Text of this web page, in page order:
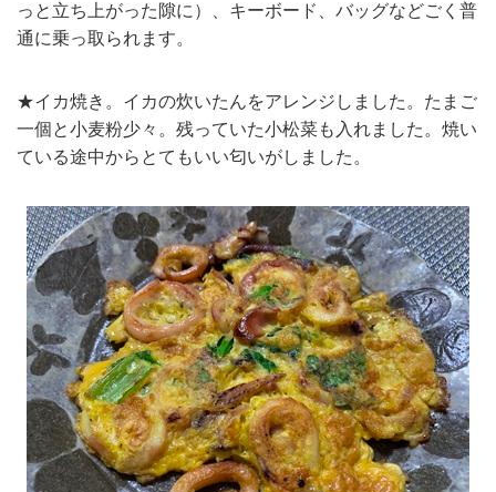
っと立ち上がった隙に）、キーボード、バッグなどごく普
通に乗っ取られます。
★イカ焼き。イカの炊いたんをアレンジしました。たまご
一個と小麦粉少々。残っていた小松菜も入れました。焼い
ている途中からとてもいい匂いがしました。